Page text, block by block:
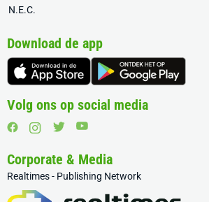
N.E.C.
Download de app
Volg ons op social media
Corporate & Media
Realtimes - Publishing Network